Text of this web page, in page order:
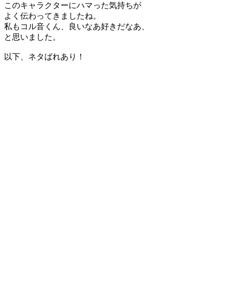
このキャラクターにハマった気持ちが
よく伝わってきましたね。
私もコル音くん、良いなあ好きだなあ、
と思いました。
以下、ネタばれあり！